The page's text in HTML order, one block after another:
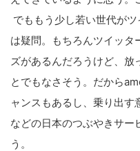
でももう少し若い世代が
は疑問。もちろんツイッタ
ズがあるんだろうけど、放
とでもなさそう。だから
ャンスもあるし、乗り出
などの日本のつぶやきサー
う。